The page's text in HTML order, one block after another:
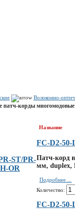
Волоконно-
патч-корды
Название
FC-D2-
Патч-корд
мм, duplex,
Подробнее ...
Количество:
FC-D2-